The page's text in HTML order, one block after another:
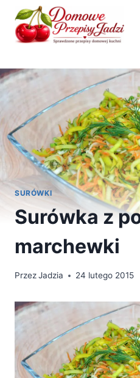
Przejdź
treści
SURÓWKI
Surówka z
marchewki
PrzezJadzia 24 lutego 2015